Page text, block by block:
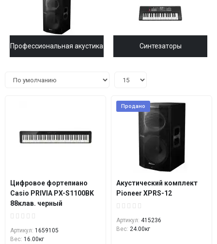
Профессиональная акустика Синтезаторы
Цифровое фортепиано
Casio PRIVIA PX-S1100BK
88клав. черный
Артикул: 1659105
Вес: 16.00кг
Продано
Акустический комплект
Pioneer XPRS-12
Артикул: 415236
Вес: 24.00кг